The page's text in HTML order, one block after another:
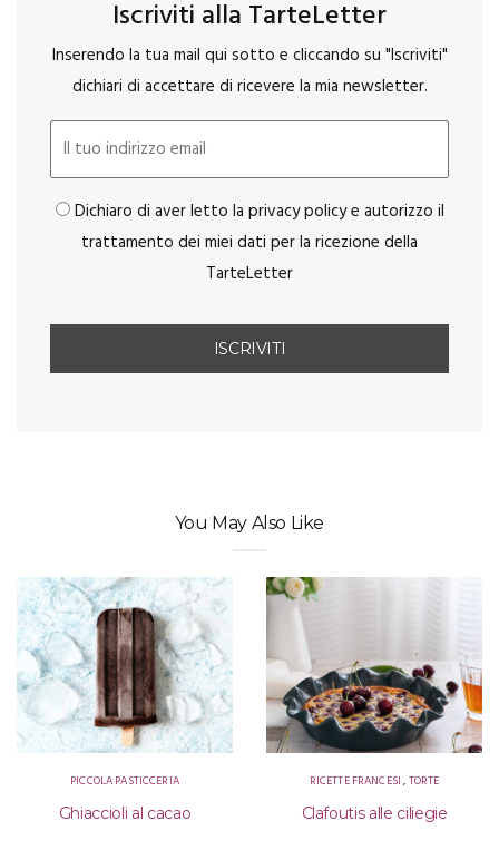
Iscriviti alla TarteLetter
Inserendo la tua mail qui sotto e cliccando su "Iscriviti"
dichiari di accettare di ricevere la mia newsletter.
Dichiaro di aver letto la privacy policy e autorizzo il
trattamento dei miei dati per la ricezione della
TarteLetter
You May Also Like
PICCOLA PASTICCERIA
Ghiaccioli al cacao
RICETTE FRANCESI,TORTE
Clafoutis alle ciliegie